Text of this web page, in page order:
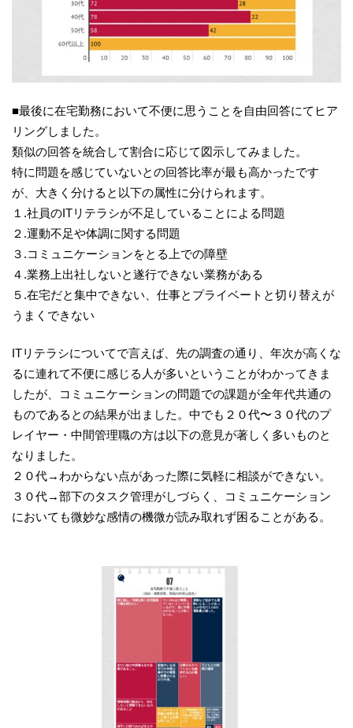
■最後に在宅勤務において不便に思うことを自由回答にてヒア
リングしました。
類似の回答を統合して割合に応じて図示してみました。
特に問題を感じていないとの回答比率が最も高かったです
が、大きく分けると以下の属性に分けられます。
１.社員のITリテラシが不足していることによる問題
２.運動不足や体調に関する問題
３.コミュニケーションをとる上での障壁
４.業務上出社しないと遂行できない業務がある
５.在宅だと集中できない、仕事とプライベートと切り替えが
うまくできない
ITリテラシについてで言えば、先の調査の通り、年次が高くな
るに連れて不便に感じる人が多いということがわかってきま
したが、コミュニケーションの問題での課題が全年代共通の
ものであるとの結果が出ました。中でも２０代〜３０代のプ
レイヤー・中間管理職の方は以下の意見が著しく多いものと
なりました。
２０代→わからない点があった際に気軽に相談ができない。
３０代→部下のタスク管理がしづらく、コミュニケーション
においても微妙な感情の機微が読み取れず困ることがある。